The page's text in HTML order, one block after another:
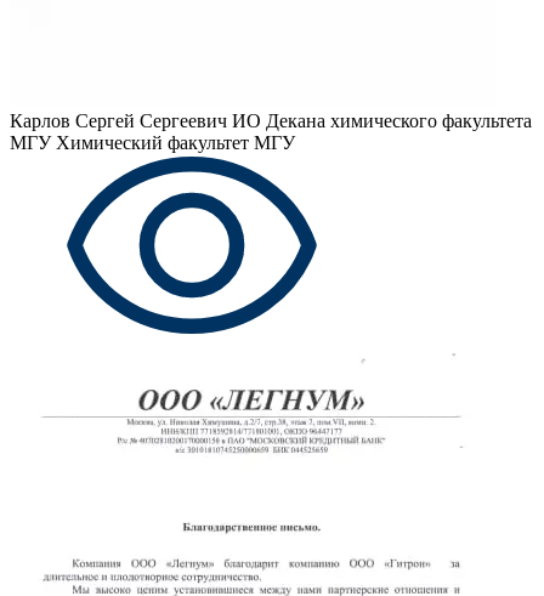
Карлов Сергей Сергеевич ИО Декана химического факультета
МГУ Химический факультет МГУ